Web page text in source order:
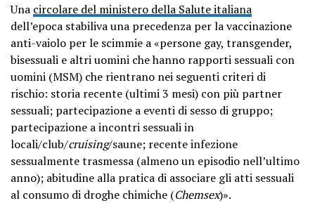
Una circolare del ministero della Salute italiana
dell’epoca stabiliva una precedenza per la vaccinazione
anti-vaiolo per le scimmie a «persone gay, transgender,
bisessuali e altri uomini che hanno rapporti sessuali con
uomini (MSM) che rientrano nei seguenti criteri di
rischio: storia recente (ultimi 3 mesi) con più partner
sessuali; partecipazione a eventi di sesso di gruppo;
partecipazione a incontri sessuali in
locali/club/cruising/saune; recente infezione
sessualmente trasmessa (almeno un episodio nell’ultimo
anno); abitudine alla pratica di associare gli atti sessuali
al consumo di droghe chimiche (Chemsex)».